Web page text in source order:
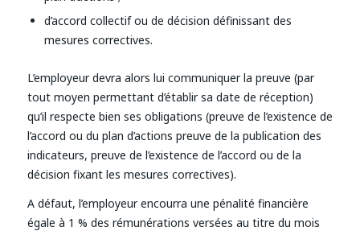
d’accord collectif ou de décision définissant des
mesures correctives.
L’employeur devra alors lui communiquer la preuve (par
tout moyen permettant d’établir sa date de réception)
qu’il respecte bien ses obligations (preuve de l’existence de
l’accord ou du plan d’actions preuve de la publication des
indicateurs, preuve de l’existence de l’accord ou de la
décision fixant les mesures correctives).
A défaut, l’employeur encourra une pénalité financière
égale à 1 % des rémunérations versées au titre du mois